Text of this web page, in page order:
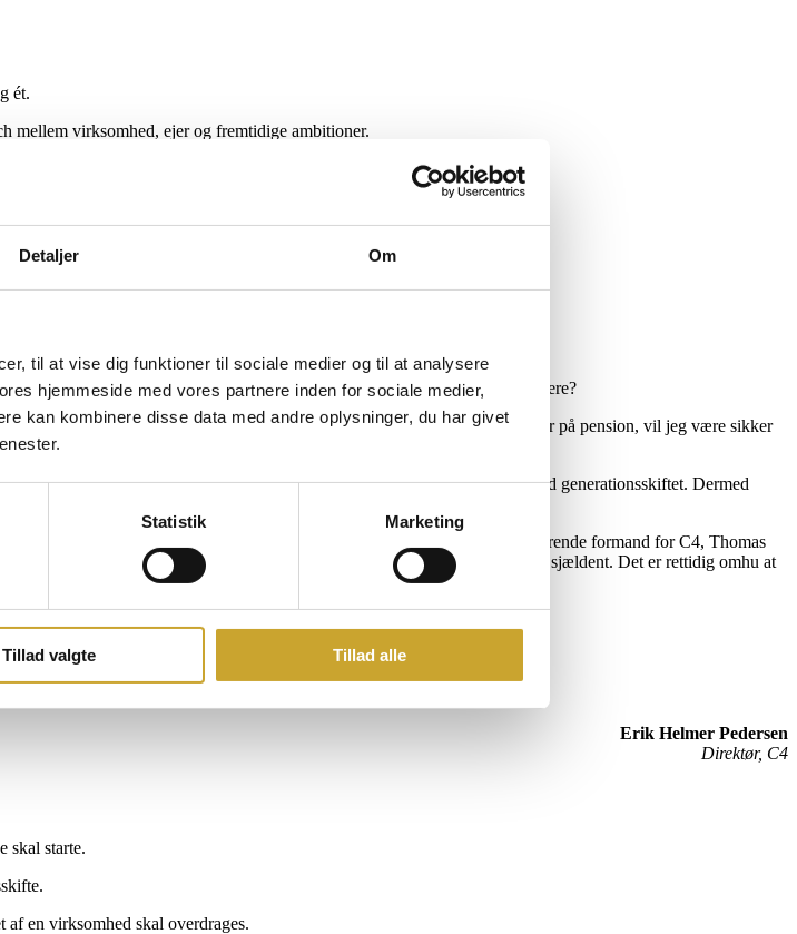
Detaljer Om
til at vise dig funktioner til sociale medier og til at analysere
hjemmeside med vores partnere inden for sociale medier,
kan kombinere disse data med andre oplysninger, du har givet
Statistik Marketing
Tillad valgte Tillad alle
ét.
mellem virksomhed, ejer og fremtidige ambitioner.
gennem mange år.
for at skabe værdi og sikre en god overgang.
for sin virksomhed. Hvem skal videreføre dit projekt, når du skal videre?
tæt parløb med bestyrelsen og især formandskabet i C4. Når jeg en dag går på pension, vil jeg være sikker
til – men det er også en lettelse at få lagt en plan og at eksekvere på den.
af vores medlemmer en tendens til, at man kommer for sent i gang med generationsskiftet. Dermed
Den er skrevet i samarbejde med Erhvervshus Hovedstaden og den nuværende formand for C4, Thomas
hvis du ikke allerede har de rette rådgivere tæt på – og det har man sjældent. Det er rettidig omhu at
for dig.
Erik Helmer Pedersen
Direktør, C4
skal starte.
en virksomhed skal overdrages.